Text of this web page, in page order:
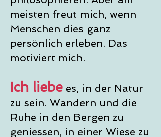
meisten freut mich, wenn
Menschen dies ganz
persönlich erleben. Das
motiviert mich.
Ich liebe es, in der Natur
zu sein. Wandern und die
Ruhe in den Bergen zu
geniessen, in einer Wiese zu